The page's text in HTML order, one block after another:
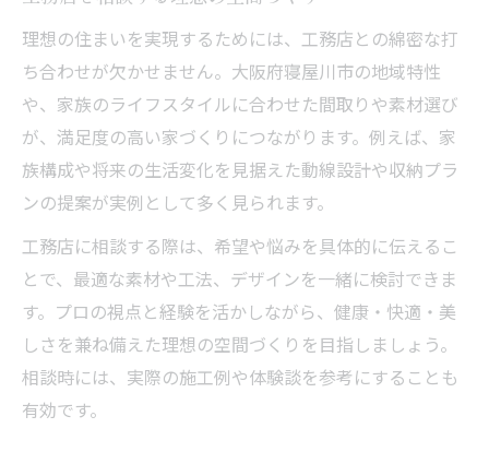
理想の住まいを実現するためには、工務店との綿密な打
ち合わせが欠かせません。大阪府寝屋川市の地域特性
や、家族のライフスタイルに合わせた間取りや素材選び
が、満足度の高い家づくりにつながります。例えば、家
族構成や将来の生活変化を見据えた動線設計や収納プラ
ンの提案が実例として多く見られます。
工務店に相談する際は、希望や悩みを具体的に伝えるこ
とで、最適な素材や工法、デザインを一緒に検討できま
す。プロの視点と経験を活かしながら、健康・快適・美
しさを兼ね備えた理想の空間づくりを目指しましょう。
相談時には、実際の施工例や体験談を参考にすることも
有効です。